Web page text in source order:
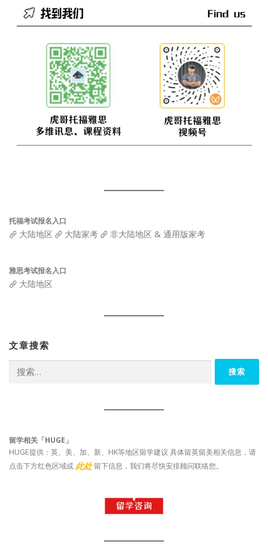
托福考试报名入口
大陆地区 大陆家考 非大陆地区 & 通用版家考
雅思考试报名入口
大陆地区
文章搜索
索：
留学相关「HUGE」
HUGE提供：英、美、加、新、HK等地区留学建议 具体留英留美相关信息，请
点击下方红色区域或 此处 留下信息，我们将尽快安排顾问联络您。